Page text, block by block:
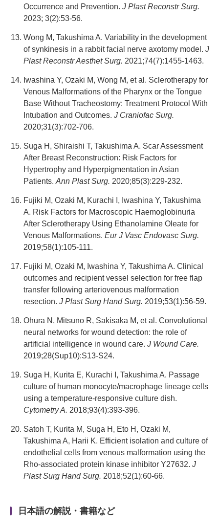
Occurrence and Prevention. J Plast Reconstr Surg.
2023; 3(2):53-56.
Wong M, Takushima A. Variability in the development
of synkinesis in a rabbit facial nerve axotomy model. J
Plast Reconstr Aesthet Surg. 2021;74(7):1455-1463.
Iwashina Y, Ozaki M, Wong M, et al. Sclerotherapy for
Venous Malformations of the Pharynx or the Tongue
Base Without Tracheostomy: Treatment Protocol With
Intubation and Outcomes. J Craniofac Surg.
2020;31(3):702-706.
Suga H, Shiraishi T, Takushima A. Scar Assessment
After Breast Reconstruction: Risk Factors for
Hypertrophy and Hyperpigmentation in Asian
Patients. Ann Plast Surg. 2020;85(3):229-232.
Fujiki M, Ozaki M, Kurachi I, Iwashina Y, Takushima
A. Risk Factors for Macroscopic Haemoglobinuria
After Sclerotherapy Using Ethanolamine Oleate for
Venous Malformations. Eur J Vasc Endovasc Surg.
2019;58(1):105-111.
Fujiki M, Ozaki M, Iwashina Y, Takushima A. Clinical
outcomes and recipient vessel selection for free flap
transfer following arteriovenous malformation
resection. J Plast Surg Hand Surg. 2019;53(1):56-59.
Ohura N, Mitsuno R, Sakisaka M, et al. Convolutional
neural networks for wound detection: the role of
artificial intelligence in wound care. J Wound Care.
2019;28(Sup10):S13-S24.
Suga H, Kurita E, Kurachi I, Takushima A. Passage
culture of human monocyte/macrophage lineage cells
using a temperature-responsive culture dish.
Cytometry A. 2018;93(4):393-396.
Satoh T, Kurita M, Suga H, Eto H, Ozaki M,
Takushima A, Harii K. Efficient isolation and culture of
endothelial cells from venous malformation using the
Rho-associated protein kinase inhibitor Y27632. J
Plast Surg Hand Surg. 2018;52(1):60-66.
日本語の解説・書籍など